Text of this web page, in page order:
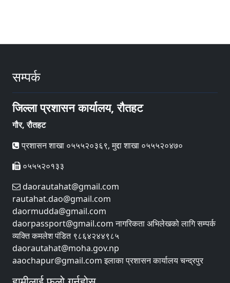
सम्पर्क
जिल्ला प्रशासन कार्यालय, रौतहट
गौर, रौतहट
प्रशासन शाखा ०५५५२०३६९, मुद्दा शाखा ०५५५२०४७०
०५५५२०१३३
daorautahat@gmail.com
rautahat.dao@gmail.com
daormudda@gmail.com
daorpassport@gmail.com नागरिकता अभिलेखको लागि सम्पर्क
व्यक्ति कमलेश पंडित ९८६४२४४९८५
daorautahat@moha.gov.np
aaochapur@gmail.com इलाका प्रशासन कार्यालय चन्द्रपुर